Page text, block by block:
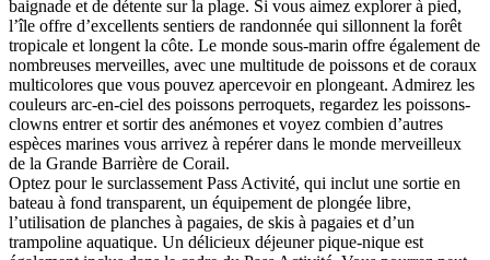
baignade et de détente sur la plage. Si vous aimez explorer à pied,
l’île offre d’excellents sentiers de randonnée qui sillonnent la forêt
tropicale et longent la côte. Le monde sous-marin offre également de
nombreuses merveilles, avec une multitude de poissons et de coraux
multicolores que vous pouvez apercevoir en plongeant. Admirez les
couleurs arc-en-ciel des poissons perroquets, regardez les poissons-
clowns entrer et sortir des anémones et voyez combien d’autres
espèces marines vous arrivez à repérer dans le monde merveilleux
de la Grande Barrière de Corail.
Optez pour le surclassement Pass Activité, qui inclut une sortie en
bateau à fond transparent, un équipement de plongée libre,
l’utilisation de planches à pagaies, de skis à pagaies et d’un
trampoline aquatique. Un délicieux déjeuner pique-nique est